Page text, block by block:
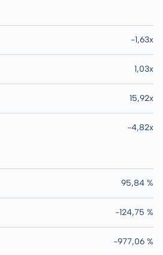
-1,63x
1,03x
15,92x
-4,82x
95,84 %
-124,75 %
-977,06 %